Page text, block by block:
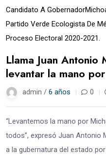
Candidato A Gobernador
Partido Verde Ecologista De
Proceso Electoral 2020-2021.
Llama Juan
levantar la mano
admin / 6 años 0
“Levantemos la mano por
todos”, expresó Juan Antonio
a la gubernatura del estado